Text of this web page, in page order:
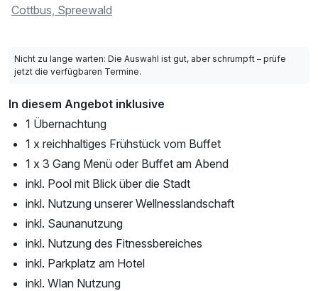
Cottbus, Spreewald
Nicht zu lange warten: Die Auswahl ist gut, aber schrumpft – prüfe
jetzt die verfügbaren Termine.
In diesem Angebot inklusive
1 Übernachtung
1 x reichhaltiges Frühstück vom Buffet
1 x 3 Gang Menü oder Buffet am Abend
inkl. Pool mit Blick über die Stadt
inkl. Nutzung unserer Wellnesslandschaft
inkl. Saunanutzung
inkl. Nutzung des Fitnessbereiches
inkl. Parkplatz am Hotel
inkl. Wlan Nutzung